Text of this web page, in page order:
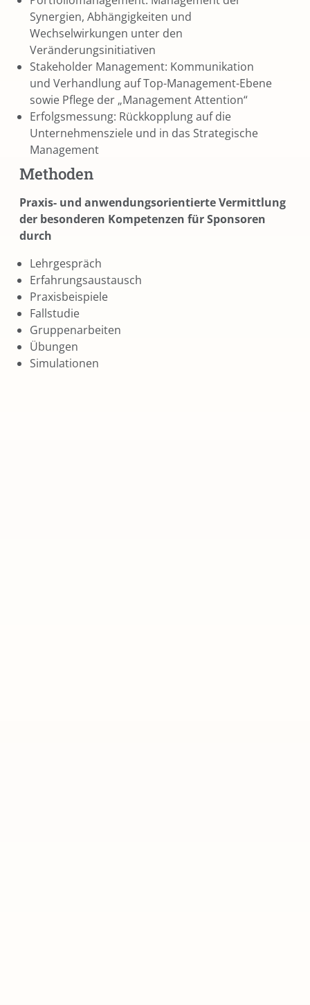
Synergien, Abhängigkeiten und
Wechselwirkungen unter den
Veränderungsinitiativen
Stakeholder Management: Kommunikation
und Verhandlung auf Top-Management-Ebene
sowie Pflege der „Management Attention“
Erfolgsmessung: Rückkopplung auf die
Unternehmensziele und in das Strategische
Management
Methoden
Praxis- und anwendungsorientierte Vermittlung
der besonderen Kompetenzen für Sponsoren
durch
Lehrgespräch
Erfahrungsaustausch
Praxisbeispiele
Fallstudie
Gruppenarbeiten
Übungen
Simulationen